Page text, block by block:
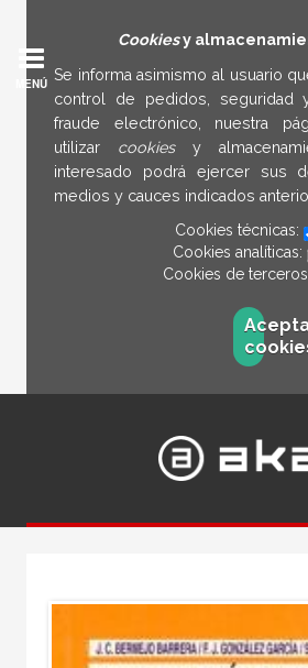
Cookiesy
Se informa asimismo al usuario
control de pedidos, seguridad
fraude electrónico, nuestra
utilizar cookies y
interesado podrá ejercer sus
medios y cauces indicados
Cookies técnicas:
Cookies analíticas:
Cookies de
MENÚ